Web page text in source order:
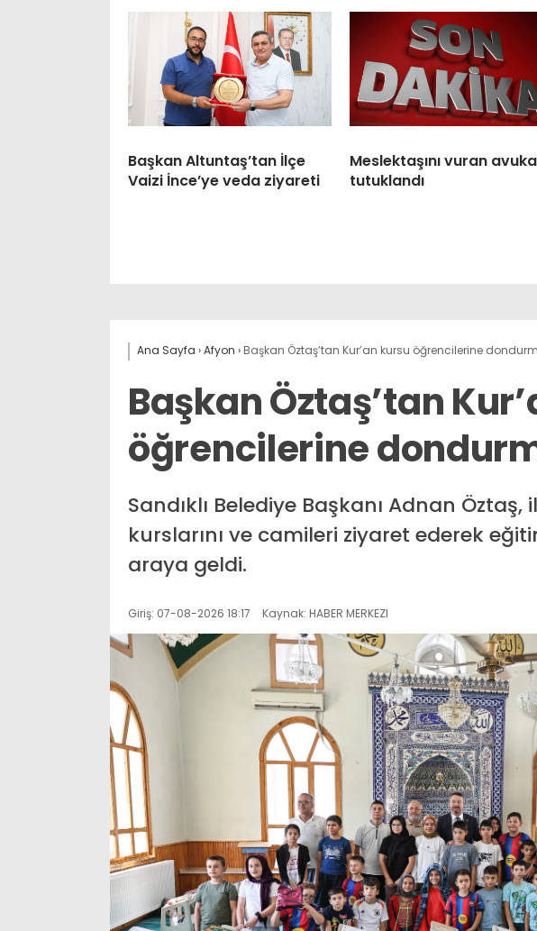
Başkan Altuntaş’tan İlçe
Vaizi İnce’ye veda ziyareti
Meslektaşını vuran
tutuklandı
Ana Sayfa ›Afyon › Başkan Öztaş’tan Kur’an kursu öğrencilerine
Başkan Öztaş’tan
öğrencilerine
Sandıklı Belediye Başkanı Adnan Öztaş,
kurslarını ve camileri ziyaret ederek
araya geldi.
Giriş: 07-08-2026 18:17 Kaynak: HABER MERKEZI